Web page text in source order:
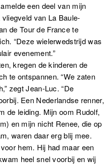
een deel van mijn
van La Baule-
de Tour de France te
“Deze wielerwedstrijd was
evenement.”
kregen de kinderen de
te ontspannen. “We zaten
zegt Jean-Luc. “De
Een Nederlandse renner,
de leiding. Mijn oom Rudolf,
en mijn nicht Renee, die op
waren daar erg blij mee.
hem. Hij had maar een
heel snel voorbij en wij